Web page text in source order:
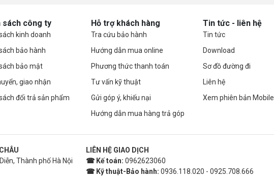
sách công ty
kinh doanh
bảo hành
bảo mật
giao nhận
đổi trả sản phẩm
Hỗ trợ khách hàng
Tra cứu bảo hành
Hướng dẫn mua online
Phương thức thanh toán
Tư vấn kỹ thuật
Gửi góp ý, khiếu nại
Hướng dẫn mua hàng trả góp
Tin tức - liên hệ
Tin tức
Download
Sơ đồ đường đi
Liên hệ
Xem phiên bản Mobile
Thành phố Hà Nội
LIÊN HỆ GIAO DỊCH
☎ Kế toán: 0962623060
☎ Kỹ thuật-Bảo hành: 0936.118.020 - 0925.708.666